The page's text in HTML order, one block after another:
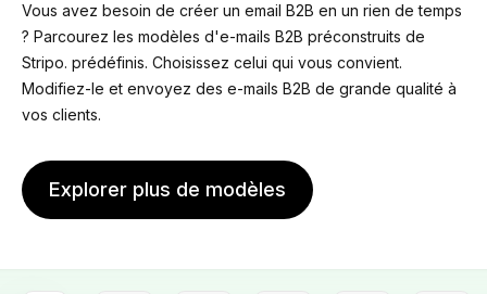
Vous avez besoin de créer un email B2B en un rien de temps
? Parcourez les modèles d'e-mails B2B préconstruits de
Stripo. prédéfinis. Choisissez celui qui vous convient.
Modifiez-le et envoyez des e-mails B2B de grande qualité à
vos clients.
Explorer plus de modèles